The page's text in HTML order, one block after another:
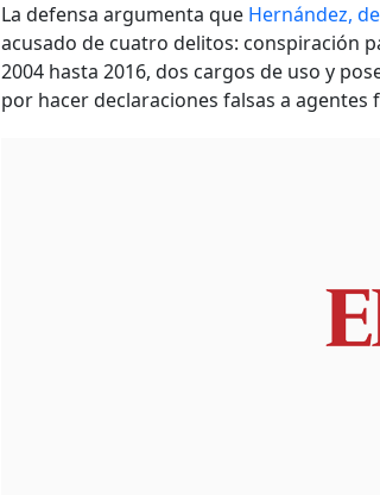
La defensa argumenta que Hernández,
acusado de cuatro delitos: conspiración
2004 hasta 2016, dos cargos de uso y
por hacer declaraciones falsas a agentes